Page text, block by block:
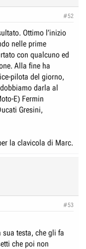
#52
Ottimo l’inizio
nelle prime
con qualcuno ed
Alla fine ha
pilota del giorno,
darla al
E) Fermin
Gresini,
la clavicola di Marc.
#53
testa, che gli fa
che poi non